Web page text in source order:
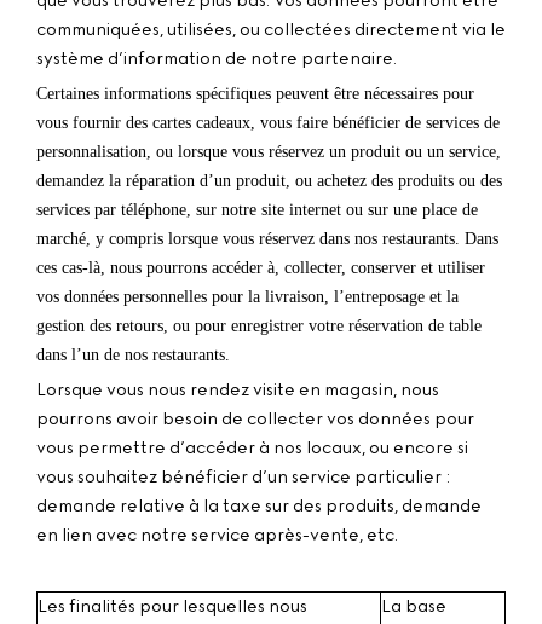
communiquées, utilisées, ou collectées directement via le
système d’information de notre partenaire.
Certaines informations spécifiques peuvent être nécessaires pour
vous fournir des cartes cadeaux, vous faire bénéficier de services de
personnalisation, ou lorsque vous réservez un produit ou un service,
demandez la réparation d’un produit, ou achetez des produits ou des
services par téléphone, sur notre site internet ou sur une place de
marché, y compris lorsque vous réservez dans nos restaurants. Dans
ces cas-là, nous pourrons accéder à, collecter, conserver et utiliser
vos données personnelles pour la livraison, l’entreposage et la
gestion des retours, ou pour enregistrer votre réservation de table
dans l’un de nos restaurants.
Lorsque vous nous rendez visite en magasin, nous
pourrons avoir besoin de collecter vos données pour
vous permettre d’accéder à nos locaux, ou encore si
vous souhaitez bénéficier d’un service particulier :
demande relative à la taxe sur des produits, demande
en lien avec notre service après-vente, etc.
Les finalités pour lesquelles nous
La base